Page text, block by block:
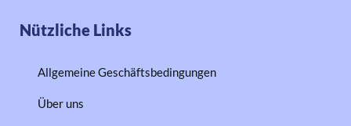
Nützliche Links
Allgemeine Geschäftsbedingungen
Über uns